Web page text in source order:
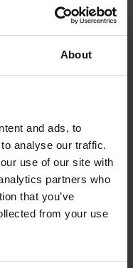
About
and ads, to
analyse our traffic.
use of our site with
partners who
that you’ve
from your use
électriques